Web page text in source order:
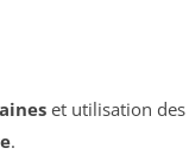
et utilisation des
.